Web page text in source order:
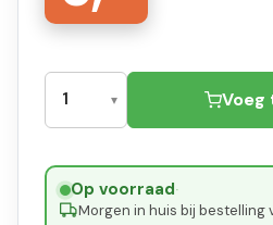
Voeg
Op voorraad·
Morgen in huis bij bestelling